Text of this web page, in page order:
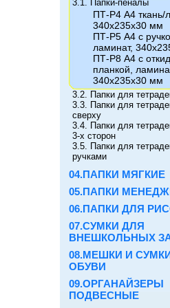
3.1. Папки-пеналы
ПТ-Р4 А4 ткань/
340х235х30 мм
ПТ-Р5 А4 с
ламинат,
ПТ-Р8 А4 с
планкой,
340х235х30 мм
3.2. Папки для
3.3. Папки для
сверху
3.4. Папки для
3-х сторон
3.5. Папки для
ручками
04.ПАПКИ МЯГКИЕ
05.ПАПКИ
06.ПАПКИ ДЛЯ
07.СУМКИ ДЛЯ
ВНЕШКОЛЬНЫХ
08.МЕШКИ И
ОБУВИ
09.ОРГАНАЙЗЕРЫ
ПОДВЕСНЫЕ